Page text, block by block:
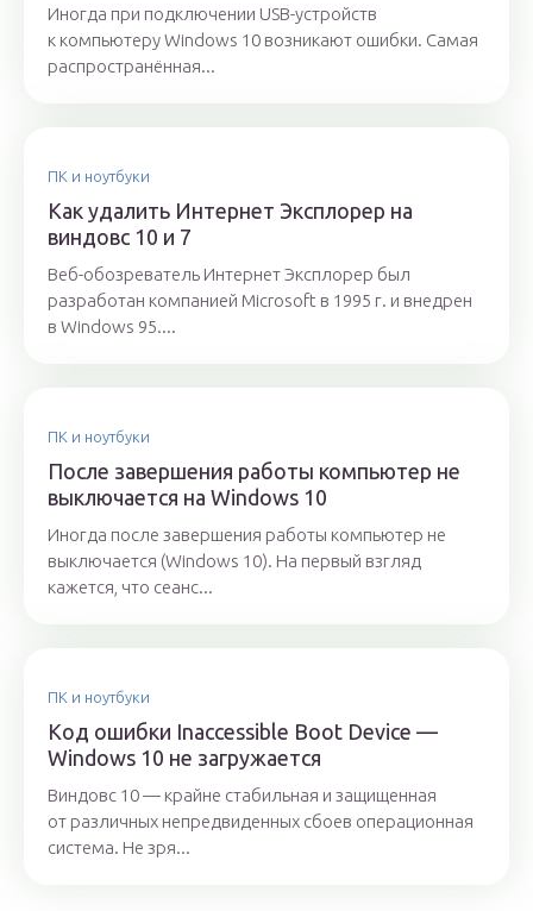
Иногда при подключении USB-устройств
к компьютеру Windows 10 возникают ошибки. Самая
распространённая...
ПК и ноутбуки
Как удалить Интернет Эксплорер на
виндовс 10 и 7
Веб-обозреватель Интернет Эксплорер был
разработан компанией Microsoft в 1995 г. и внедрен
в Windows 95....
ПК и ноутбуки
После завершения работы компьютер не
выключается на Windows 10
Иногда после завершения работы компьютер не
выключается (Windows 10). На первый взгляд
кажется, что сеанс...
ПК и ноутбуки
Код ошибки Inaccessible Boot Device —
Windows 10 не загружается
Виндовс 10 — крайне стабильная и защищенная
от различных непредвиденных сбоев операционная
система. Не зря...